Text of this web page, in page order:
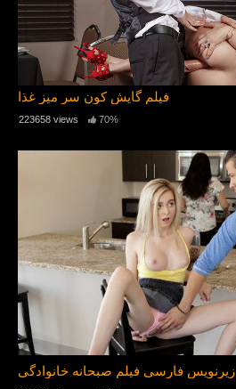
فیلم گایش کون سر میز غذا
223658 views 70%
زیرنویس فارسی فیلم صبحانه خانوادگی